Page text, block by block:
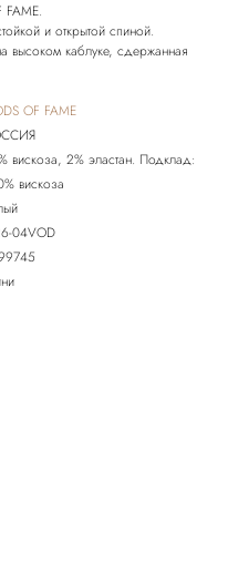
FAME.
и открытой спиной.
высоком каблуке, сдержанная
OF FAME
вискоза, 2% эластан. Подклад:
вискоза
04VOD